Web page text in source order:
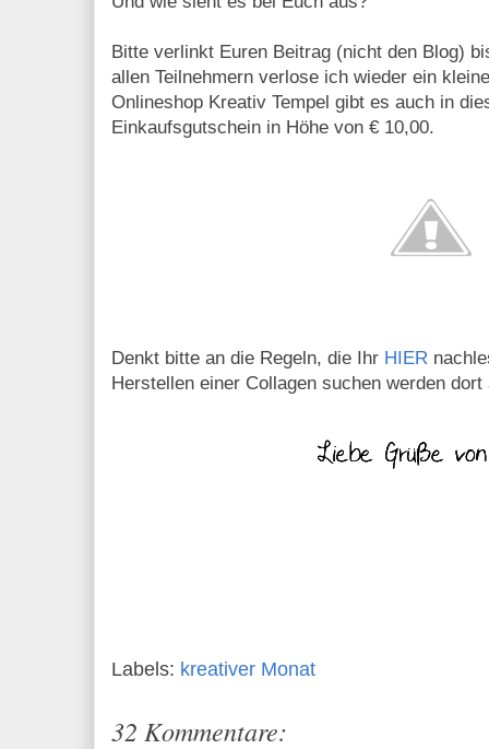
Bitte verlinkt Euren Beitrag (nicht den Blog)
allen Teilnehmern verlose ich wieder ein
Onlineshop Kreativ Tempel gibt es auch in
Einkaufsgutschein in Höhe von € 10,00.
Denkt bitte an die Regeln, die Ihr HIER
Herstellen einer Collagen suchen werden dort
Labels: kreativer Monat
32 Kommentare: